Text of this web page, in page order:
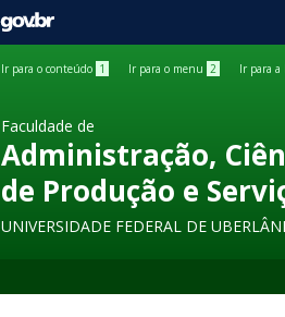
GOVBR
Ir para o conteúdo 1 Ir para o menu 2 Ir para a
Faculdade de
Administração,
de Produção e
UNIVERSIDADE FEDERAL DE